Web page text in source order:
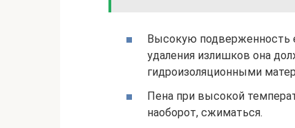
Высокую подверженность
удаления излишков она
гидроизоляционными
Пена при высокой
наоборот, сжиматься.